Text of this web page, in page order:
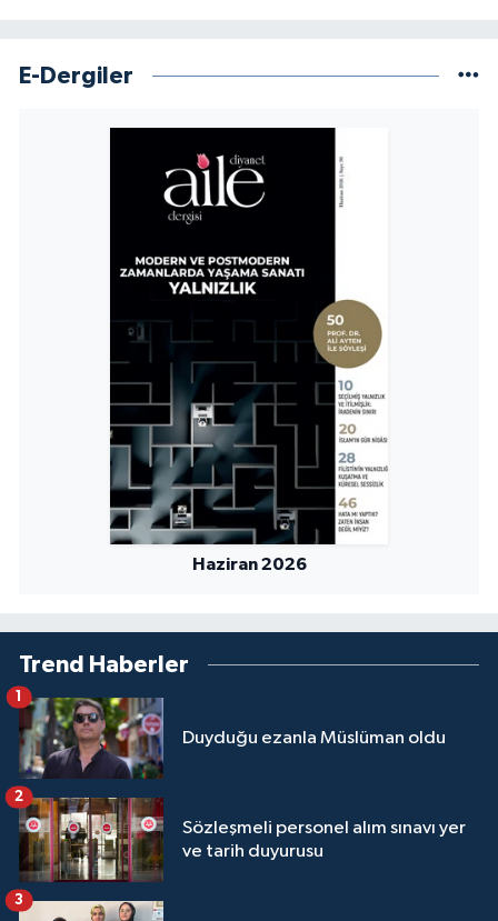
E-Dergiler
Haziran 2026
Trend Haberler
Duyduğu ezanla Müslüman oldu
1
Sözleşmeli personel alım sınavı yer
ve tarih duyurusu
2
3